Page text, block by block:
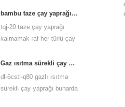
yükseklik 400mm,
verimlilik 75kg / s
bambu taze çay yaprağı kalmamak raf tqj-20
tqj-20 taze çay yaprağı
kalmamak raf her türlü çay
ve paslanmaz çelik levha
vardır.
Gaz ısıtma sürekli çay yaprağı buhar makinesi çay çeşitleri için 6cstl-q80
dl-6cstl-q80 gazlı ısıtma
sürekli çay yaprağı buharda